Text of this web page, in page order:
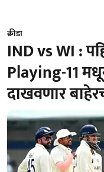
क्रीडा
IND vs WI :
Playing-11
दाखवणार